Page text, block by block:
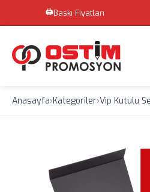
🖨️Baskı Fiyatları
Anasayfa›Kategoriler›Vip Kutulu